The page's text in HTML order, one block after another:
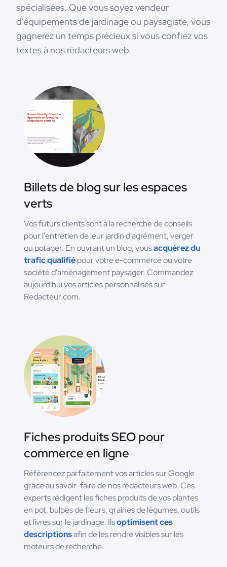
spécialisées. Que vous soyez vendeur
d'équipements de jardinage ou paysagiste, vous
gagnerez un temps précieux si vous confiez vos
textes à nos rédacteurs web.
Billets de blog sur les espaces
verts
Vos futurs clients sont à la recherche de conseils
pour l'entretien de leur jardin d'agrément, verger
ou potager. En ouvrant un blog, vousacquérez du
trafic qualifiépour votre e-commerce ou votre
société d'aménagement paysager. Commandez
aujourd'hui vos articles personnalisés sur
Redacteur.com.
Fiches produits SEO pour
commerce en ligne
Référencez parfaitement vos articles sur Google
grâce au savoir-faire de nos rédacteurs web. Ces
experts rédigent les fiches produits de vos plantes
en pot, bulbes de fleurs, graines de légumes, outils
et livres sur le jardinage. Ilsoptimisent ces
descriptionsafin de les rendre visibles sur les
moteurs de recherche.